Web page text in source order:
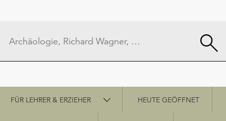
Schnellzugriff
FÜR LEHRER & ERZIEHER HEUTE GEÖFFNET